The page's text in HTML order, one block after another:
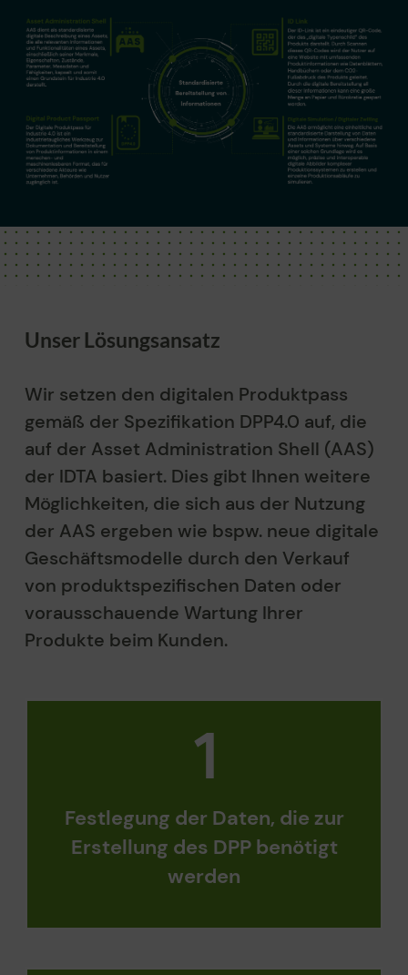
Unser Lösungsansatz
Wir setzen den digitalen Produktpass
gemäß der Spezifikation DPP4.0 auf, die
auf der Asset Administration Shell (AAS)
der IDTA basiert. Dies gibt Ihnen weitere
Möglichkeiten, die sich aus der Nutzung
der AAS ergeben wie bspw. neue digitale
Geschäftsmodelle durch den Verkauf
von produktspezifischen Daten oder
vorausschauende Wartung Ihrer
Produkte beim Kunden.
Festlegung der Daten, die zur
Erstellung des DPP benötigt
werden